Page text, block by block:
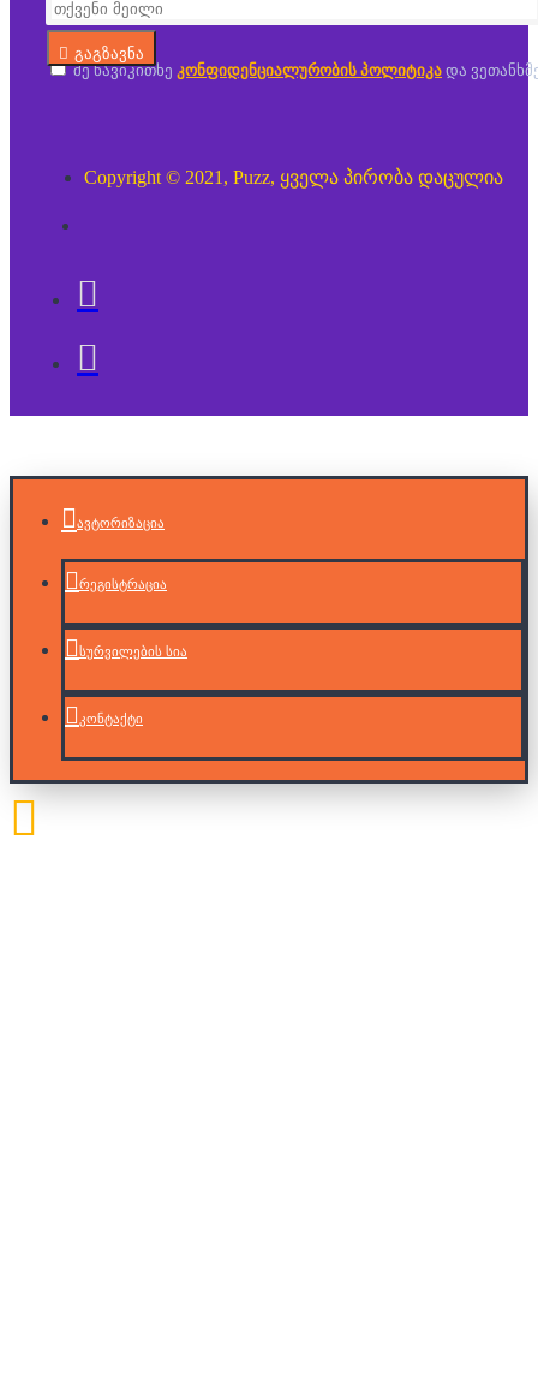
გაგზავნა
მე წავიკითხე კონფიდენციალურობის პოლიტიკა და
Copyright © 2021, Puzz, ყველა პირობა დაცულია
ავტორიზაცია
რეგისტრაცია
სურვილების სია
კონტაქტი